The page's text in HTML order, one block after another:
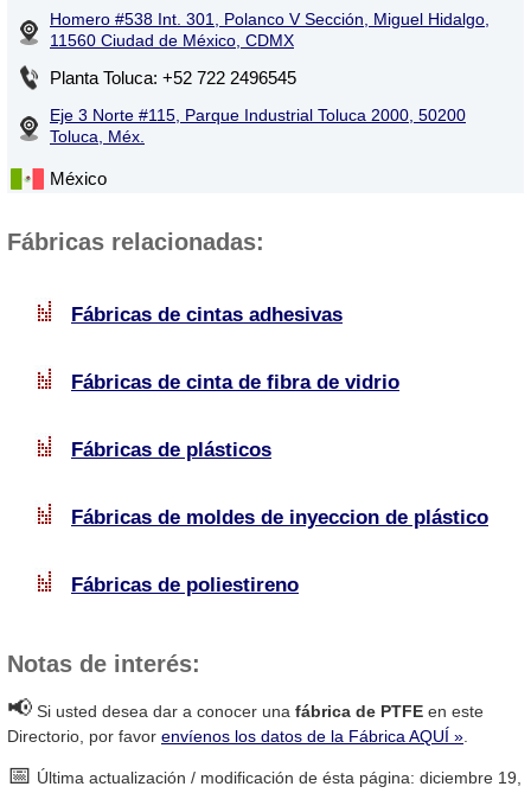
Homero #538 Int. 301, Polanco V Sección, Miguel Hidalgo,
11560 Ciudad de México, CDMX
Planta Toluca: +52 722 2496545
Eje 3 Norte #115, Parque Industrial Toluca 2000, 50200
Toluca, Méx.
México
Fábricas relacionadas:
Fábricas de cintas adhesivas
Fábricas de cinta de fibra de vidrio
Fábricas de plásticos
Fábricas de moldes de inyeccion de plástico
Fábricas de poliestireno
Notas de interés:
📢 Si usted desea dar a conocer una fábrica de PTFE en este
Directorio, por favor envíenos los datos de la Fábrica AQUÍ ».
📅 Última actualización / modificación de ésta página: diciembre 19,